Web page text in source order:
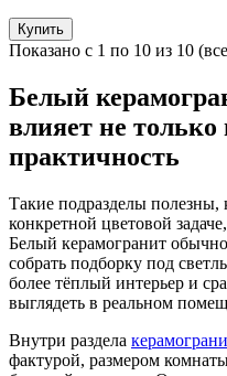
Купить
Показано с 1 по 10 из 10
Белый
влияет не
практичность
Такие подразделы полезны,
конкретной цветовой
Белый керамогранит
собрать подборку под
более тёплый интерьер и
выглядеть в реальном
Внутри раздела
фактурой, размером